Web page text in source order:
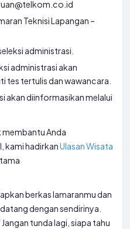
Teknisi Lapangan –
administrasi.
administrasi akan
tes tertulis dan wawancara.
akan diinformasikan melalui
membantu Anda
kami hadirkanUlasan Wisata
berkas lamaranmu dan
dengan sendirinya.
tunda lagi, siapa tahu